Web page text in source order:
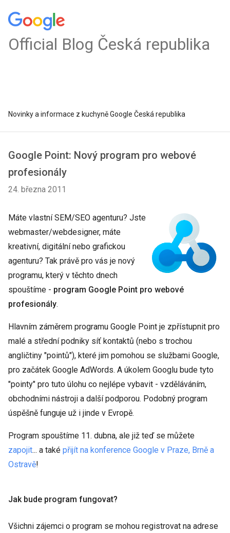
Official Blog Česká republika
Novinky a informace z kuchyně Google Česká republika
Google Point: Nový program pro webové
profesionály
24. března 2011
Máte vlastní SEM/SEO agenturu? Jste
webmaster/webdesigner, máte
kreativní, digitální nebo grafickou
agenturu? Tak právě pro vás je nový
programu, který v těchto dnech
spouštíme - program Google Point pro webové
profesionály.
Hlavním záměrem programu Google Point je zpřístupnit pro
malé a střední podniky síť kontaktů (nebo s trochou
angličtiny "pointů"), které jim pomohou se službami Google,
pro začátek Google AdWords. A úkolem Googlu bude tyto
"pointy" pro tuto úlohu co nejlépe vybavit - vzděláváním,
obchodními nástroji a další podporou. Podobný program
úspěšně funguje už i jinde v Evropě.
Program spouštíme 11. dubna, ale již teď se můžete
zapojit... a také přijít na konference Google v Praze, Brně a
Ostravě!
Jak bude program fungovat?
Všichni zájemci o program se mohou registrovat na adrese